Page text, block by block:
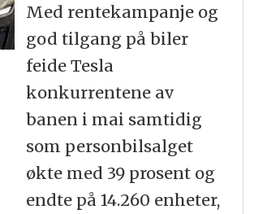
Med rentekampanje og
god tilgang på biler
feide Tesla
konkurrentene av
banen i mai samtidig
som personbilsalget
økte med 39 prosent og
endte på 14.260 enheter,